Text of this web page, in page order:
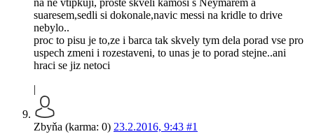
na ne vtipkuji, proste skveli kamosi s Neymarem a
suaresem,sedli si dokonale,navic messi na kridle to drive
nebylo..
proc to pisu je to,ze i barca tak skvely tym dela porad vse pro
uspech zmeni i rozestaveni, to unas je to porad stejne..ani
hraci se jiz netoci
|
Zbyňa (karma: 0) 23.2.2016, 9:43 #1